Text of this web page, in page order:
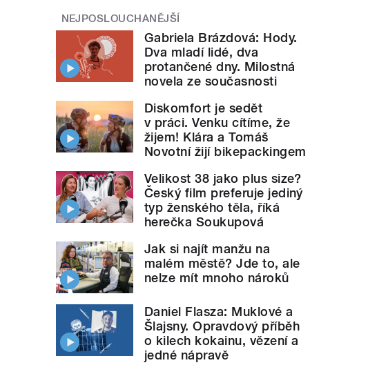
NEJPOSLOUCHANĚJŠÍ
Gabriela Brázdová: Hody.
Dva mladí lidé, dva
protančené dny. Milostná
novela ze současnosti
Diskomfort je sedět
v práci. Venku cítíme, že
žijem! Klára a Tomáš
Novotní žijí bikepackingem
Velikost 38 jako plus size?
Český film preferuje jediný
typ ženského těla, říká
herečka Soukupová
Jak si najít manžu na
malém městě? Jde to, ale
nelze mít mnoho nároků
Daniel Flasza: Muklové a
Šlajsny. Opravdový příběh
o kilech kokainu, vězení a
jedné nápravě